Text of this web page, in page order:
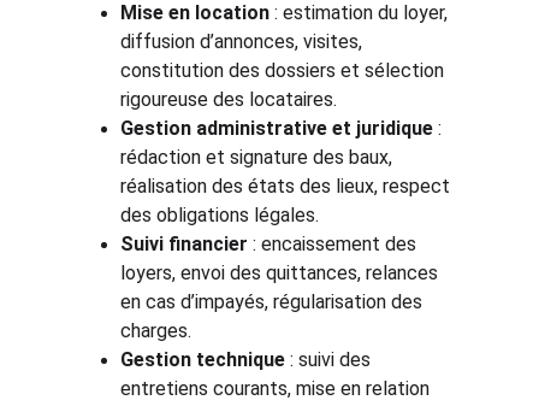
Mise en location : estimation du loyer,
diffusion d’annonces, visites,
constitution des dossiers et sélection
rigoureuse des locataires.
Gestion administrative et juridique :
rédaction et signature des baux,
réalisation des états des lieux, respect
des obligations légales.
Suivi financier : encaissement des
loyers, envoi des quittances, relances
en cas d’impayés, régularisation des
charges.
Gestion technique : suivi des
entretiens courants, mise en relation